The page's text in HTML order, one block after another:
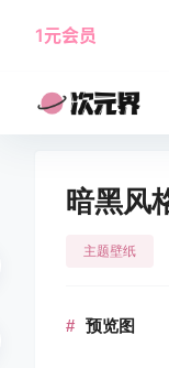
1元会员
暗黑风
主题壁纸
预览图